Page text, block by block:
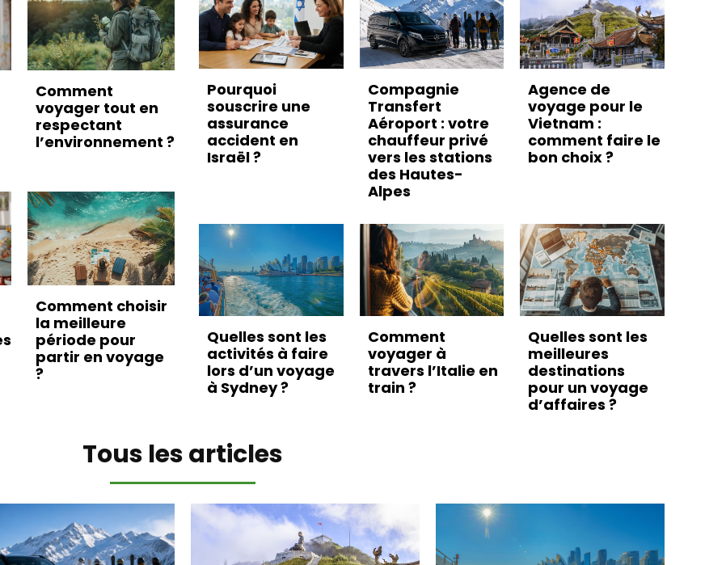
Comment
voyager tout en
respectant
l’environnement ?
Comment choisir
la meilleure
période pour
partir en voyage
?
Pourquoi
souscrire une
assurance
accident en
Israël ?
Compagnie
Transfert
Aéroport : votre
chauffeur privé
vers les stations
des Hautes-
Alpes
Agence de
voyage pour le
Vietnam :
comment faire le
bon choix ?
Quelles sont les
activités à faire
lors d’un voyage
à Sydney ?
Comment
voyager à
travers l’Italie en
train ?
Quelles sont les
meilleures
destinations
pour un voyage
d’affaires ?
Tous les articles